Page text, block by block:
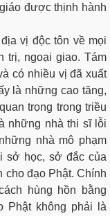
được thịnh hành
vị độc tôn về mọi
trị, ngoại giao. Tám
có nhiều vị đã xuất
là những cao tăng,
trọng trong triều
những nhà thi sĩ lỗi
nhà mô phạm
sở học, sở đắc của
cho đạo Phật. Chính
hùng hồn bằng
Phật không phải là